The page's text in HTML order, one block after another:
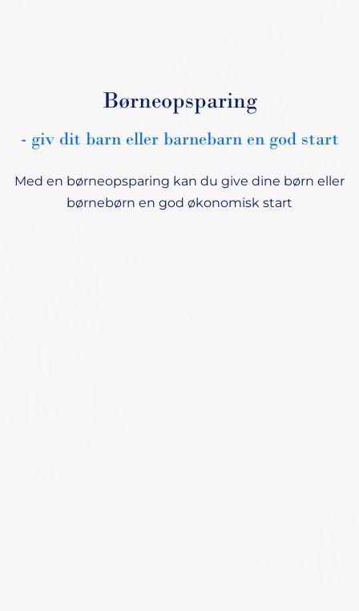
Børneopsparing
- giv dit barn eller barnebarn en god start
Med en børneopsparing kan du give dine børn eller
børnebørn en god økonomisk start